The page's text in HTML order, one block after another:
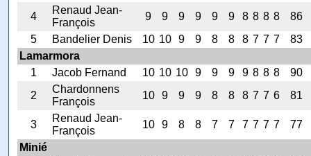
4
Renaud Jean-
François
9 9 9 9 9 9 8 8 8 8
86
5
Bandelier Denis 10 10 9 9 8 8 8 7 7 7
83
Lamarmora
1
Jacob Fernand 10 10 10 9 9 9 9 8 8 8
90
2
Chardonnens
François
10 9 9 9 8 8 8 7 7 6 81
3
Renaud Jean-
François
10 9 8 8 7 7 7 7 7 7
77
Minié